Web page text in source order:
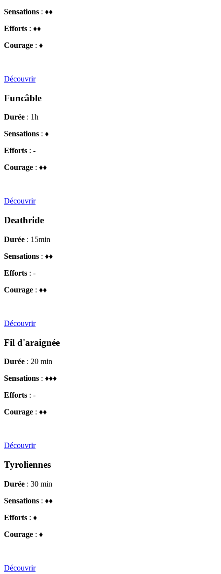
Sensations : ♦♦
Efforts : ♦♦
Courage : ♦
Découvrir
Funcâble
Durée : 1h
Sensations : ♦
Efforts : -
Courage : ♦♦
Découvrir
Deathride
Durée : 15min
Sensations : ♦♦
Efforts : -
Courage : ♦♦
Découvrir
Fil d'araignée
Durée : 20 min
Sensations : ♦♦♦
Efforts : -
Courage : ♦♦
Découvrir
Tyroliennes
Durée : 30 min
Sensations : ♦♦
Efforts : ♦
Courage : ♦
Découvrir